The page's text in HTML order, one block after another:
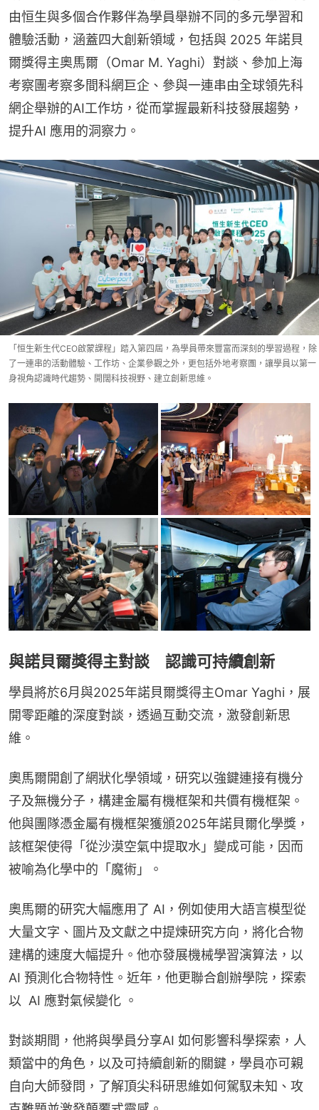
由恒生與多個合作夥伴為學員舉辦不同的多元學習和
體驗活動，涵蓋四大創新領域，包括與 2025 年諾貝
爾獎得主奧馬爾（Omar M. Yaghi）對談、參加上海
考察團考察多間科網巨企、參與一連串由全球領先科
網企舉辦的AI工作坊，從而掌握最新科技發展趨勢，
提升AI 應用的洞察力。
「恒生新生代CEO啟蒙課程」踏入第四屆，為學員帶來豐富而深刻的學習過程，除
了一連串的活動體驗、工作坊、企業參觀之外，更包括外地考察團，讓學員以第一
身視角認識時代趨勢、開闊科技視野、建立創新思維。
與諾貝爾獎得主對談 認識可持續創新
學員將於6月與2025年諾貝爾獎得主Omar Yaghi，展
開零距離的深度對談，透過互動交流，激發創新思
維。
奧馬爾開創了網狀化學領域，研究以強鍵連接有機分
子及無機分子，構建金屬有機框架和共價有機框架。
他與團隊憑金屬有機框架獲頒2025年諾貝爾化學獎，
該框架使得「從沙漠空氣中提取水」變成可能，因而
被喻為化學中的「魔術」。
奧馬爾的研究大幅應用了 AI，例如使用大語言模型從
大量文字、圖片及文獻之中提煉研究方向，將化合物
建構的速度大幅提升。他亦發展機械學習演算法，以
AI 預測化合物特性。近年，他更聯合創辦學院，探索
以  AI 應對氣候變化 。
對談期間，他將與學員分享AI 如何影響科學探索，人
類當中的角色，以及可持續創新的關鍵，學員亦可親
自向大師發問，了解頂尖科研思維如何駕馭未知、攻